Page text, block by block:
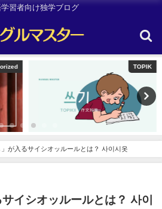
習者向け独学ブログ
TOPIK 韓国旅行
が入るサイシオッルールとは？ 사이시옷
イシオッルールとは？ 사이